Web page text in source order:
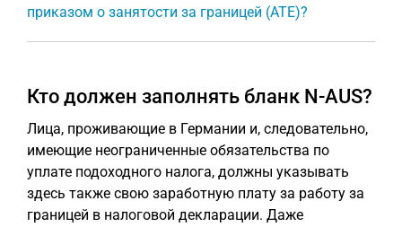
приказом о занятости за границей (ATE)?
Кто должен заполнять бланк N-AUS?
Лица, проживающие в Германии и, следовательно,
имеющие неограниченные обязательства по
уплате подоходного налога, должны указывать
здесь также свою заработную плату за работу за
границей в налоговой декларации. Даже